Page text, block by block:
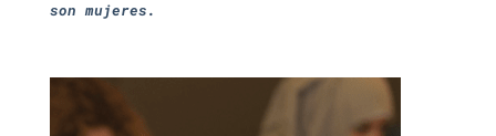
son mujeres.